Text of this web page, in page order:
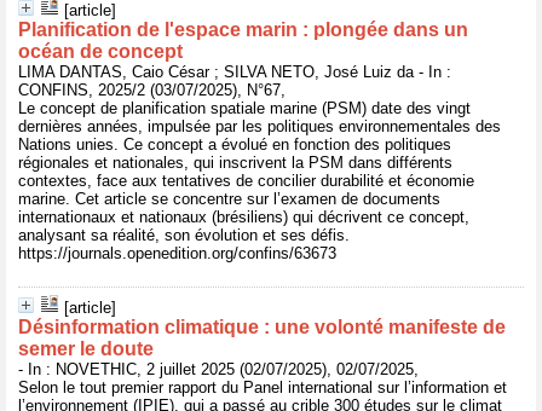
[article]
Planification de l'espace marin : plongée dans un
océan de concept
LIMA DANTAS, Caio César ; SILVA NETO, José Luiz da - In :
CONFINS, 2025/2 (03/07/2025), N°67,
Le concept de planification spatiale marine (PSM) date des vingt
dernières années, impulsée par les politiques environnementales des
Nations unies. Ce concept a évolué en fonction des politiques
régionales et nationales, qui inscrivent la PSM dans différents
contextes, face aux tentatives de concilier durabilité et économie
marine. Cet article se concentre sur l’examen de documents
internationaux et nationaux (brésiliens) qui décrivent ce concept,
analysant sa réalité, son évolution et ses défis.
https://journals.openedition.org/confins/63673
[article]
Désinformation climatique : une volonté manifeste de
semer le doute
- In : NOVETHIC, 2 juillet 2025 (02/07/2025), 02/07/2025,
Selon le tout premier rapport du Panel international sur l’information et
l’environnement (IPIE), qui a passé au crible 300 études sur le climat